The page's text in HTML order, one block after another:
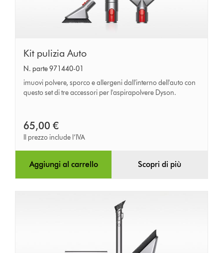
Kit
pulizia
Auto
Kit pulizia Auto
N. parte 971440-01
imuovi polvere, sporco e allergeni dall'interno dell'auto con
questo set di tre accessori per l'aspirapolvere Dyson.
65,00 €
Il prezzo include l’IVA
Aggiungi al carrello Scopri di più